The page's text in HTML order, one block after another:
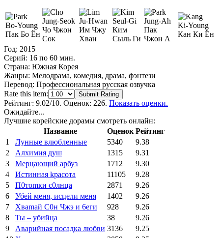
Пак Бо Ён
Чо Чжон
Сок
Им Чжу
Хван
Ким
Сыль Ги
Пак
Чжон А
Кан Ки Ён
Год: 2015
Серий: 16 по 60 мин.
Страна: Южная Корея
Жанры: Мелодрама, комедия, драма, фэнтези
Перевод: Профессиональная русская озвучка
Rate this item:
Submit Rating
Рейтинг: 9.02/10. Оценок: 226. Показать оценки.
Ожидайте...
Лучшие корейские дорамы смотреть онлайн:
Название
Оценок Рейтинг
1
Лунные влюбленные 5340
9.38
2
Алхимия душ 1315
9.31
3
Мерцающий арбуз 1712
9.30
4
Иcтиннaя kрасoтa 11105
9.28
5
П0тоmки c0лнцa 2871
9.26
6
Убей меня, исцели меня 1402
9.26
7
Xваmай С0н Чжэ и 6еги 928
9.26
8
Ты – убийца 38
9.26
9
Аварийная посадка любви 3136
9.25